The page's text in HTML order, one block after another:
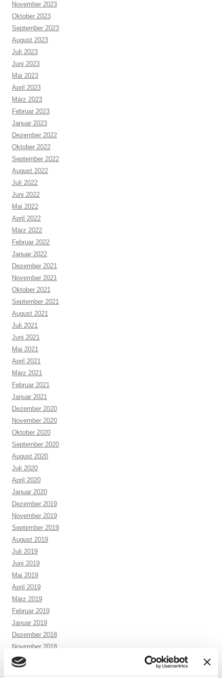
November 2023
Oktober 2023
September 2023
August 2023
Juli 2023
Juni 2023
Mai 2023
April 2023
März 2023
Februar 2023
Januar 2023
Dezember 2022
Oktober 2022
September 2022
August 2022
Juli 2022
Juni 2022
Mai 2022
April 2022
März 2022
Februar 2022
Januar 2022
Dezember 2021
November 2021
Oktober 2021
September 2021
August 2021
Juli 2021
Juni 2021
Mai 2021
April 2021
März 2021
Februar 2021
Januar 2021
Dezember 2020
November 2020
Oktober 2020
September 2020
August 2020
Juli 2020
April 2020
Januar 2020
Dezember 2019
November 2019
September 2019
August 2019
Juli 2019
Juni 2019
Mai 2019
April 2019
März 2019
Februar 2019
Januar 2019
Dezember 2018
November 2018
September 2018